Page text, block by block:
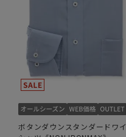
ボタンダウンスタンダードワイ